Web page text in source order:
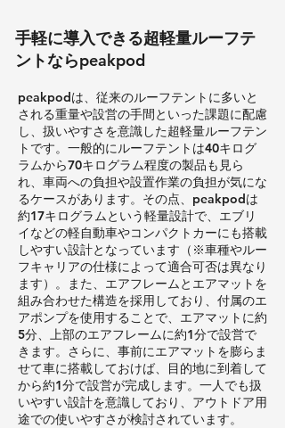
手軽に導入できる超軽量ルーフテ
ントならpeakpod
peakpodは、従来のルーフテントに多いと
される重量や設営の手間といった課題に配慮
し、扱いやすさを意識した超軽量ルーフテン
トです。一般的にルーフテントは40キログ
ラムから70キログラム程度の製品も見ら
れ、車両への負担や設置作業の負担が気にな
るケースがあります。その点、peakpodは
約17キログラムという軽量設計で、エブリ
イなどの軽自動車やコンパクトカーにも搭載
しやすい設計となっています（※車種やルー
フキャリアの仕様によって適合可否は異なり
ます）。また、エアフレームとエアマットを
組み合わせた構造を採用しており、付属のエ
アポンプを使用することで、エアマットに約
5分、上部のエアフレームに約1分で設営で
きます。さらに、事前にエアマットを膨らま
せて車に搭載しておけば、目的地に到着して
から約1分で設営が完成します。一人でも扱
いやすい設計を意識しており、アウトドア用
途での使いやすさが検討されています。